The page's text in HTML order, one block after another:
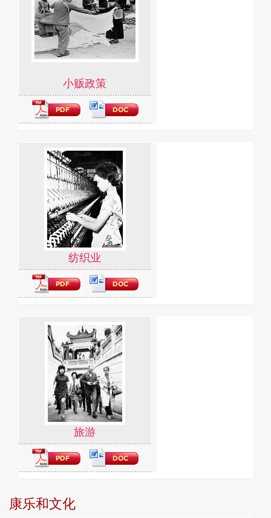
小贩政策
纺织业
旅游
康乐和文化